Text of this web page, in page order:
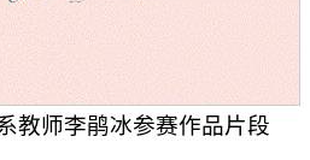
教师李鹃冰参赛作品片段